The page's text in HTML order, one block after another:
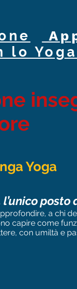
lo Yoga
Yoga
posto
a chi
capire come
con umiltà e